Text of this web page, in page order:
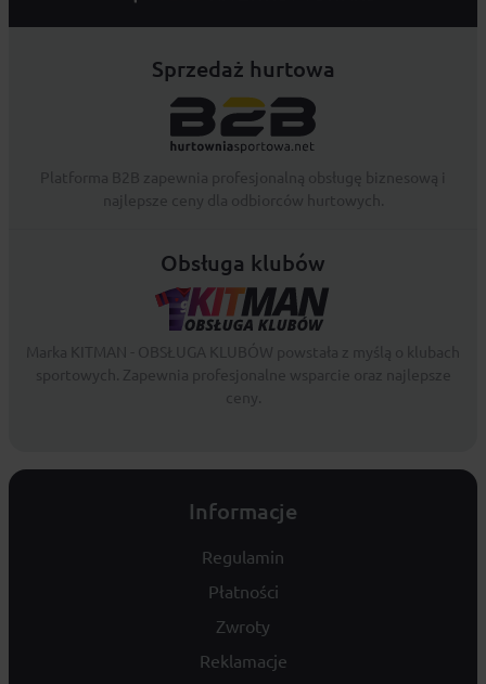
Sprzedaż hurtowa
Obsługa klubów
Informacje
Regulamin
Płatności
Zwroty
Reklamacje